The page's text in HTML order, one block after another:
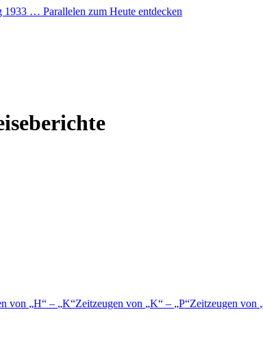
… Parallelen zum Heute entdecken
von H – K Zeitzeugen von K – P Zeitzeugen von